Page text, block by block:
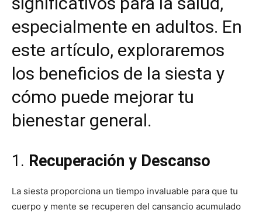
especialmente en adultos. En
este artículo, exploraremos
los beneficios de la siesta y
cómo puede mejorar tu
bienestar general.
1. Recuperación y Descanso
La siesta proporciona un tiempo invaluable para que tu
cuerpo y mente se recuperen del cansancio acumulado